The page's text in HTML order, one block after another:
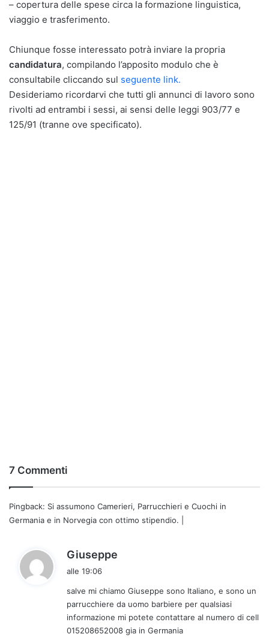
– copertura delle spese circa la formazione linguistica,
viaggio e trasferimento.
Chiunque fosse interessato potrà inviare la propria
candidatura, compilando l’apposito modulo che è
consultabile cliccando sul seguente link.
Desideriamo ricordarvi che tutti gli annunci di lavoro sono
rivolti ad entrambi i sessi, ai sensi delle leggi 903/77 e
125/91 (tranne ove specificato).
7 Commenti
Pingback: Si assumono Camerieri, Parrucchieri e Cuochi in
Germania e in Norvegia con ottimo stipendio. |
Giuseppe
e
t
t
o
alle 19:06
salve mi chiamo Giuseppe sono Italiano, e sono un
parrucchiere da uomo barbiere per qualsiasi
informazione mi potete contattare al numero di cell
015208652008 gia in Germania